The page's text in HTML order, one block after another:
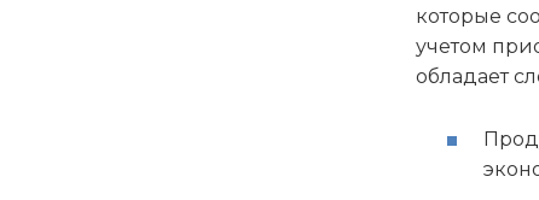
которые
учетом
обладает